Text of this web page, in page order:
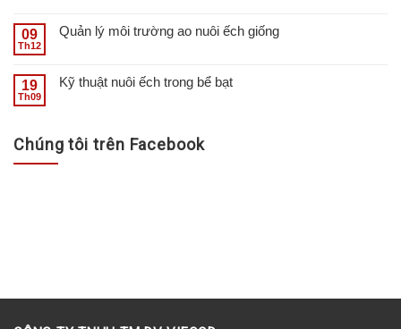
09
Th12
Quản lý môi trường ao nuôi ếch giống
19
Th09
Kỹ thuật nuôi ếch trong bể bạt
Chúng tôi trên Facebook